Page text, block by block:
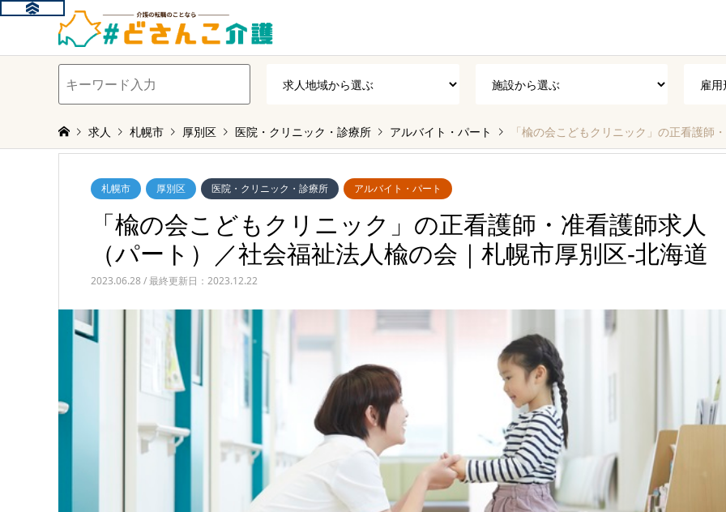
求人 札幌市 厚別区 医院・クリニック・診療所 アルバイト・パート 「楡の会こどもクリニック」の正看護師・准
札幌市 厚別区 医院・クリニック・診療所 アルバイト・パート
「楡の会こどもクリニック」の正看護師・准看護師求人
（パート）／社会福祉法人楡の会｜札幌市厚別区‐北海道
2023.06.28 / 最終更新日：2023.12.22